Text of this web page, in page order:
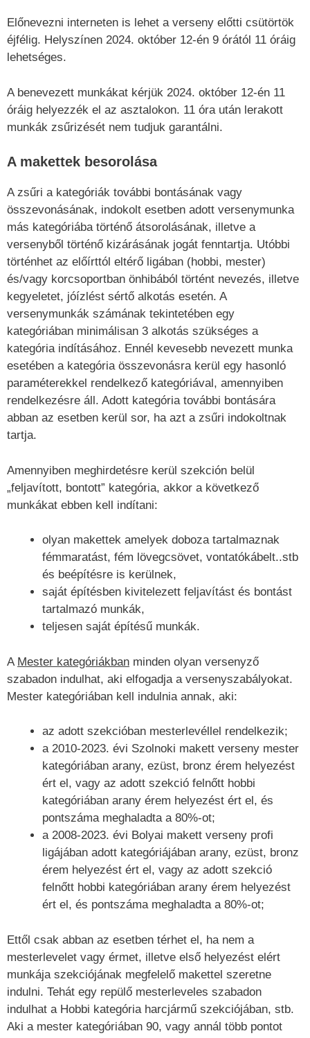
Előnevezni interneten is lehet a verseny előtti csütörtök
éjfélig. Helyszínen 2024. október 12-én 9 órától 11 óráig
lehetséges.
A benevezett munkákat kérjük 2024. október 12-én 11
óráig helyezzék el az asztalokon. 11 óra után lerakott
munkák zsűrizését nem tudjuk garantálni.
A makettek besorolása
A zsűri a kategóriák további bontásának vagy
összevonásának, indokolt esetben adott versenymunka
más kategóriába történő átsorolásának, illetve a
versenyből történő kizárásának jogát fenntartja. Utóbbi
történhet az előírttól eltérő ligában (hobbi, mester)
és/vagy korcsoportban önhibából történt nevezés, illetve
kegyeletet, jóízlést sértő alkotás esetén. A
versenymunkák számának tekintetében egy
kategóriában minimálisan 3 alkotás szükséges a
kategória indításához. Ennél kevesebb nevezett munka
esetében a kategória összevonásra kerül egy hasonló
paraméterekkel rendelkező kategóriával, amennyiben
rendelkezésre áll. Adott kategória további bontására
abban az esetben kerül sor, ha azt a zsűri indokoltnak
tartja.
Amennyiben meghirdetésre kerül szekción belül
„feljavított, bontott” kategória, akkor a következő
munkákat ebben kell indítani:
olyan makettek amelyek doboza tartalmaznak
fémmaratást, fém lövegcsövet, vontatókábelt..stb
és beépítésre is kerülnek,
saját építésben kivitelezett feljavítást és bontást
tartalmazó munkák,
teljesen saját építésű munkák.
A Mester kategóriákban minden olyan versenyző
szabadon indulhat, aki elfogadja a versenyszabályokat.
Mester kategóriában kell indulnia annak, aki:
az adott szekcióban mesterlevéllel rendelkezik;
a 2010-2023. évi Szolnoki makett verseny mester
kategóriában arany, ezüst, bronz érem helyezést
ért el, vagy az adott szekció felnőtt hobbi
kategóriában arany érem helyezést ért el, és
pontszáma meghaladta a 80%-ot;
a 2008-2023. évi Bolyai makett verseny profi
ligájában adott kategóriájában arany, ezüst, bronz
érem helyezést ért el, vagy az adott szekció
felnőtt hobbi kategóriában arany érem helyezést
ért el, és pontszáma meghaladta a 80%-ot;
Ettől csak abban az esetben térhet el, ha nem a
mesterlevelet vagy érmet, illetve első helyezést elért
munkája szekciójának megfelelő makettel szeretne
indulni. Tehát egy repülő mesterleveles szabadon
indulhat a Hobbi kategória harcjármű szekciójában, stb.
Aki a mester kategóriában 90, vagy annál több pontot